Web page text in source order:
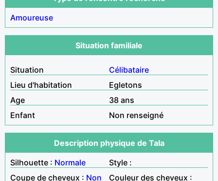
Amoureuse
Situation familiale
Situation
Célibataire
Lieu d'habitation
Egletons
Age
38 ans
Enfant
Non renseigné
Description physique de Tala
Silhouette : Normale
Style :
Coupe de cheveux : Non
Couleur des cheveux :